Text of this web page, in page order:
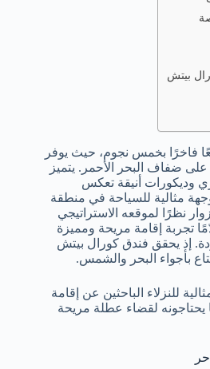
بيتش
فاخرًا بخمس نجوم، حيث يوفر
ضفاف البحر الأحمر. يتميز
وديكورات أنيقة تعكس
مثالية للسياحة في منطقة
نظرًا لموقعه الاستراتيجي
تجربة إقامة مريحة ومميزة
إذ يحقق فندق كورال بيتش
بأجواء البحر والشمس.
للنزلاء الباحثين عن إقامة
لقضاء عطلة مريحة